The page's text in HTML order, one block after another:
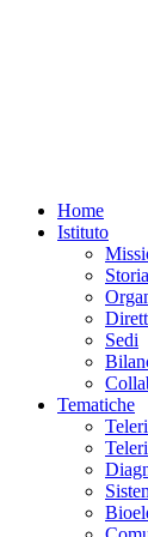
Home
Istituto
Storia
Sedi
Tematiche